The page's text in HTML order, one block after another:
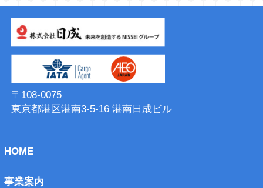
〒108-0075
東京都港区港南3-5-16 港南⽇成ビル
HOME
事業案内